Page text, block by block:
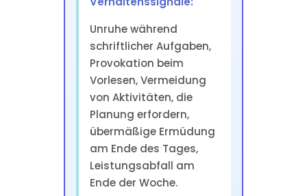
Unruhe während
schriftlicher Aufgaben,
Provokation beim
Vorlesen, Vermeidung
von Aktivitäten, die
Planung erfordern,
übermäßige Ermüdung
am Ende des Tages,
Leistungsabfall am
Ende der Woche.